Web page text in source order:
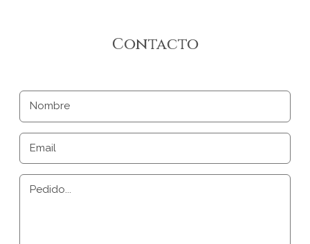
Contacto
Nombre
Email
Pedido...